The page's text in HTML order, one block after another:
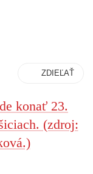
ZDIEĽAŤ